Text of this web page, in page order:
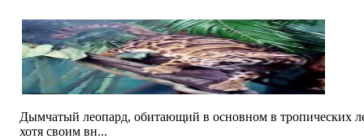
Дымчатый леопард, обитающий в основном в тропических
хотя своим вн...